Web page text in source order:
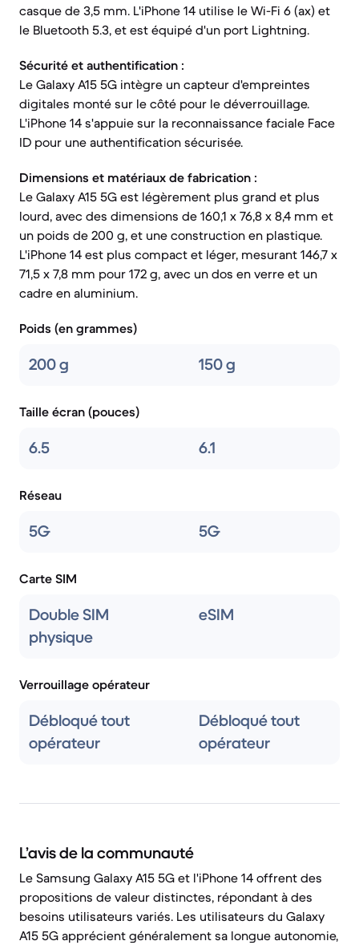
casque de 3,5 mm. L'iPhone 14 utilise le Wi-Fi 6 (ax) et
le Bluetooth 5.3, et est équipé d'un port Lightning.
Sécurité et authentification :
Le Galaxy A15 5G intègre un capteur d'empreintes
digitales monté sur le côté pour le déverrouillage.
L'iPhone 14 s'appuie sur la reconnaissance faciale Face
ID pour une authentification sécurisée.
Dimensions et matériaux de fabrication :
Le Galaxy A15 5G est légèrement plus grand et plus
lourd, avec des dimensions de 160,1 x 76,8 x 8,4 mm et
un poids de 200 g, et une construction en plastique.
L'iPhone 14 est plus compact et léger, mesurant 146,7 x
71,5 x 7,8 mm pour 172 g, avec un dos en verre et un
cadre en aluminium.
Poids (en grammes)
200 g 150 g
Taille écran (pouces)
6.5 6.1
Réseau
5G 5G
Carte SIM
Double SIM
physique
eSIM
Verrouillage opérateur
Débloqué tout
opérateur
Débloqué tout
opérateur
L’avis de la communauté
Le Samsung Galaxy A15 5G et l'iPhone 14 offrent des
propositions de valeur distinctes, répondant à des
besoins utilisateurs variés. Les utilisateurs du Galaxy
A15 5G apprécient généralement sa longue autonomie,